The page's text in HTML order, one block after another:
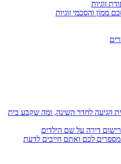
זוגיות
ממון והסכמי זוגיות
הגיעה לחדר השינה, ומה שקבע בית
דירה על שם הילדים
לכם ואתם חייבים לדעת